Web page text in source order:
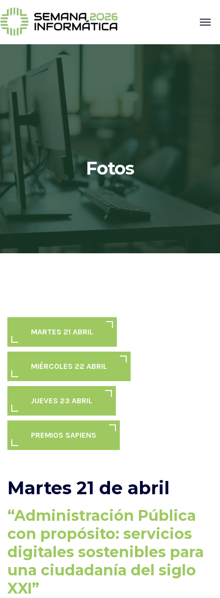
Fotos
MARTES 21 ABRIL
MIÉRCOLES 22 ABRIL
JUEVES 23 ABRIL
PREMIOS SAPIENS
Martes 21 de abril
“Administración Pública
con propósito: servicios
digitales sostenibles para
una ciudadanía del siglo
XXI”